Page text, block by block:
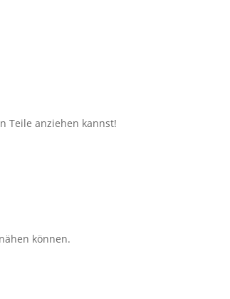
Teile anziehen kannst!
können.